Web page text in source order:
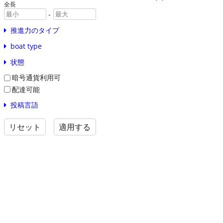
全長
-
推進力のタイプ
boat type
状態
暗号通貨利用可
配達可能
投稿言語
リセット 適用する